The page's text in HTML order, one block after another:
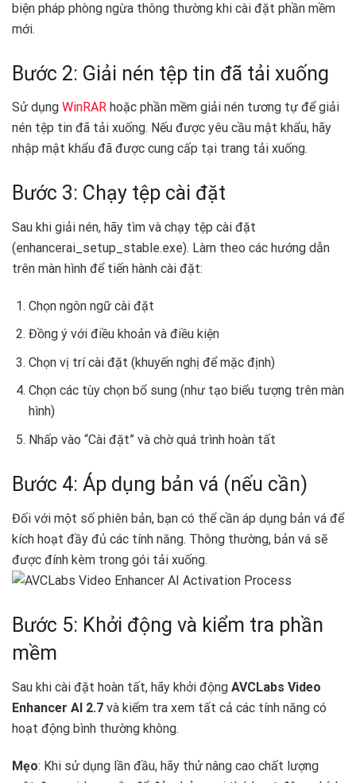
biện pháp phòng ngừa thông thường khi cài đặt phần mềm
mới.
Bước 2: Giải nén tệp tin đã tải xuống
Sử dụng WinRAR hoặc phần mềm giải nén tương tự để giải
nén tệp tin đã tải xuống. Nếu được yêu cầu mật khẩu, hãy
nhập mật khẩu đã được cung cấp tại trang tải xuống.
Bước 3: Chạy tệp cài đặt
Sau khi giải nén, hãy tìm và chạy tệp cài đặt
(enhancerai_setup_stable.exe). Làm theo các hướng dẫn
trên màn hình để tiến hành cài đặt:
Chọn ngôn ngữ cài đặt
Đồng ý với điều khoản và điều kiện
Chọn vị trí cài đặt (khuyến nghị để mặc định)
Chọn các tùy chọn bổ sung (như tạo biểu tượng trên màn
hình)
Nhấp vào “Cài đặt” và chờ quá trình hoàn tất
Bước 4: Áp dụng bản vá (nếu cần)
Đối với một số phiên bản, bạn có thể cần áp dụng bản vá để
kích hoạt đầy đủ các tính năng. Thông thường, bản vá sẽ
được đính kèm trong gói tải xuống.
Bước 5: Khởi động và kiểm tra phần
mềm
Sau khi cài đặt hoàn tất, hãy khởi động AVCLabs Video
Enhancer AI 2.7 và kiểm tra xem tất cả các tính năng có
hoạt động bình thường không.
Mẹo: Khi sử dụng lần đầu, hãy thử nâng cao chất lượng